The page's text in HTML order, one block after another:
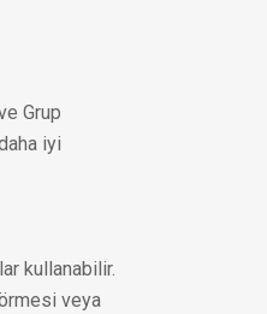
Grup
iyi
kullanabilir.
veya